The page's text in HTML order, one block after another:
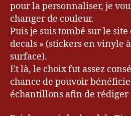
pour la personnaliser, je
changer de couleur.
Puis je suis tombé sur le site
decals » (stickers en vinyle
surface).
Et là, le choix fut assez
chance de pouvoir
échantillons afin de rédiger